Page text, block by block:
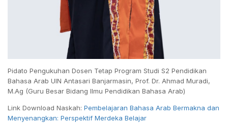
Pidato Pengukuhan Dosen Tetap Program Studi S2 Pendidikan
Bahasa Arab UIN Antasari Banjarmasin, Prof. Dr. Ahmad Muradi,
M.Ag (Guru Besar Bidang Ilmu Pendidikan Bahasa Arab)
Link Download Naskah: Pembelajaran Bahasa Arab Bermakna dan
Menyenangkan: Perspektif Merdeka Belajar